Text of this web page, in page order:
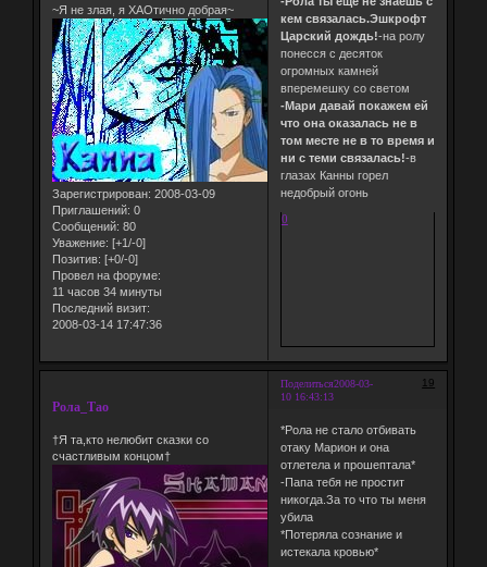
~Я не злая, я ХАОтично добрая~
Зарегистрирован: 2008-03-09
Приглашений: 0
Сообщений: 80
Уважение: [+1/-0]
Позитив: [+0/-0]
Провел на форуме:
11 часов 34 минуты
Последний визит:
2008-03-14 17:47:36
кем связалась.Эшкрофт
Царский дождь!-на ролу
понесся с десяток
огромных камней
вперемешку со светом
-Мари давай покажем ей
что она оказалась не в
том месте не в то время и
ни с теми связалась!-в
глазах Канны горел
недобрый огонь
0
Поделиться 19
2008-03-
10 16:43:13
Рола_Тао
†Я та,кто нелюбит сказки со
счастливым концом†
*Рола не стало отбивать
отаку Марион и она
отлетела и прошептала*
-Папа тебя не простит
никогда.За то что ты меня
убила
*Потеряла сознание и
истекала кровью*